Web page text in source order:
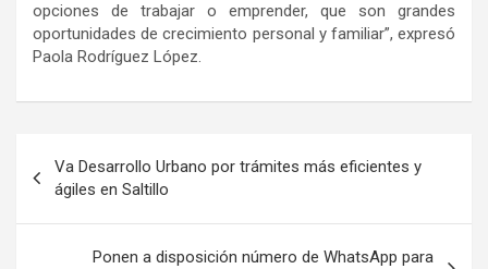
opciones de trabajar o emprender, que son grandes
oportunidades de crecimiento personal y familiar”, expresó
Paola Rodríguez López.
de
entradas
Va Desarrollo Urbano por trámites más eficientes y
ágiles en Saltillo
Ponen a disposición número de WhatsApp para